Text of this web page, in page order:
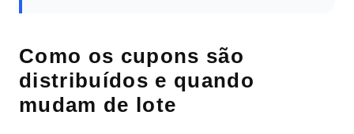
Como os cupons são
distribuídos e quando
mudam de lote